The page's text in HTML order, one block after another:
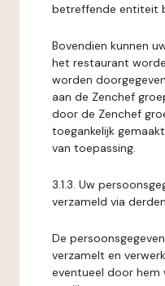
betreffende entiteit
Bovendien kunnen
het restaurant
worden
aan de Zenchef
door de Zenchef
toegankelijk
van toepassing.
3.1.3. Uw
verzameld via
De
verzamelt en
eventueel door hem